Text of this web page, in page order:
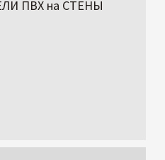
ПВХ на СТЕНЫ